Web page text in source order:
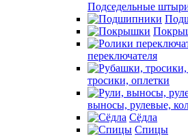
Подседельные
переключателя
тросики, оплетки
выносы, рулевые,
Сёдла
Спицы